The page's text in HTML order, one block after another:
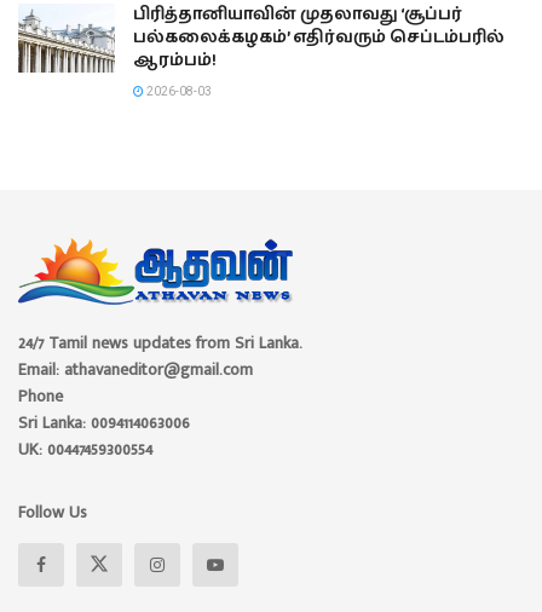
பிரித்தானியாவின் முதலாவது ‘சூப்பர்
பல்கலைக்கழகம்’ எதிர்வரும் செப்டம்பரில்
ஆரம்பம்!
2026-08-03
24/7 Tamil news updates from Sri Lanka.
Email: athavaneditor@gmail.com
Phone
Sri Lanka: 0094114063006
UK: 00447459300554
Follow Us